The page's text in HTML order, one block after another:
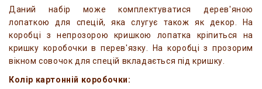
Даний набір може комплектуватися дерев'яною
лопаткою для спецій, яка слугує також як декор. На
коробці з непрозорою кришкою лопатка кріпиться на
кришку коробочки в перев'язку. На коробці з прозорим
вікном совочок для спецій вкладається під кришку.
Колір картонній коробочки: